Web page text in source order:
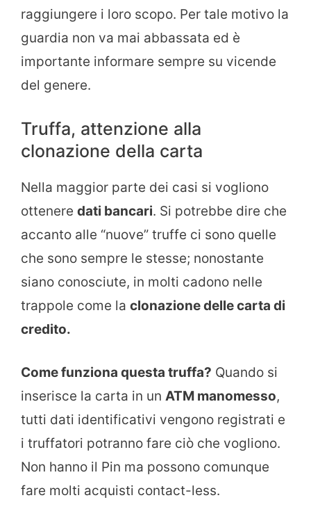
raggiungere i loro scopo. Per tale motivo la
guardia non va mai abbassata ed è
importante informare sempre su vicende
del genere.
Truffa, attenzione alla
clonazione della carta
Nella maggior parte dei casi si vogliono
ottenere dati bancari. Si potrebbe dire che
accanto alle “nuove” truffe ci sono quelle
che sono sempre le stesse; nonostante
siano conosciute, in molti cadono nelle
trappole come la clonazione delle carta di
credito.
Come funziona questa truffa? Quando si
inserisce la carta in un ATM manomesso,
tutti dati identificativi vengono registrati e
i truffatori potranno fare ciò che vogliono.
Non hanno il Pin ma possono comunque
fare molti acquisti contact-less.